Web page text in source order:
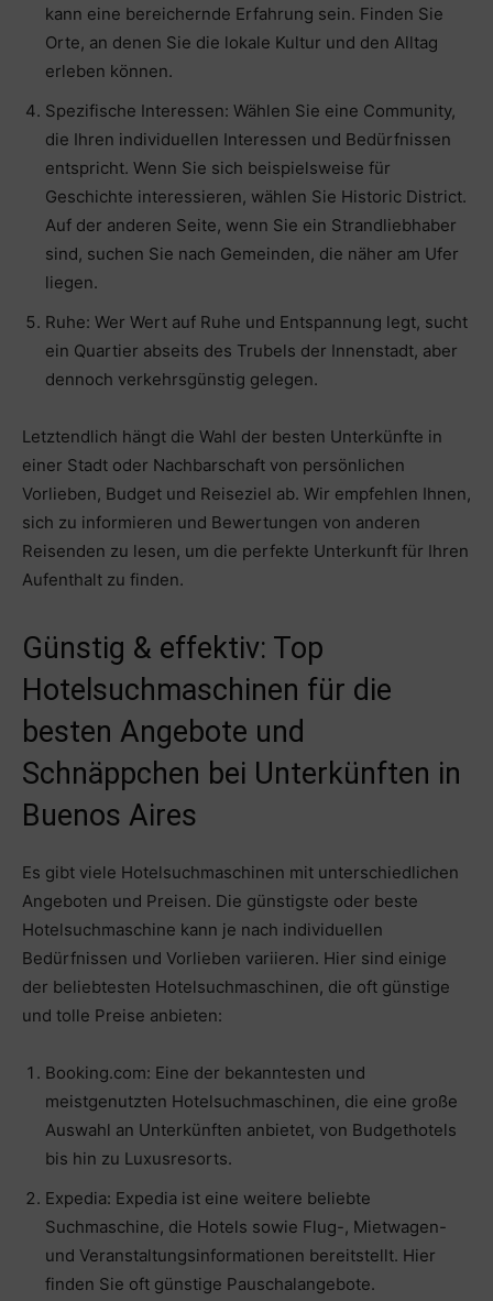
kann eine bereichernde Erfahrung sein. Finden Sie
Orte, an denen Sie die lokale Kultur und den Alltag
erleben können.
Spezifische Interessen: Wählen Sie eine Community,
die Ihren individuellen Interessen und Bedürfnissen
entspricht. Wenn Sie sich beispielsweise für
Geschichte interessieren, wählen Sie Historic District.
Auf der anderen Seite, wenn Sie ein Strandliebhaber
sind, suchen Sie nach Gemeinden, die näher am Ufer
liegen.
Ruhe: Wer Wert auf Ruhe und Entspannung legt, sucht
ein Quartier abseits des Trubels der Innenstadt, aber
dennoch verkehrsgünstig gelegen.
Letztendlich hängt die Wahl der besten Unterkünfte in
einer Stadt oder Nachbarschaft von persönlichen
Vorlieben, Budget und Reiseziel ab. Wir empfehlen Ihnen,
sich zu informieren und Bewertungen von anderen
Reisenden zu lesen, um die perfekte Unterkunft für Ihren
Aufenthalt zu finden.
Günstig & effektiv: Top
Hotelsuchmaschinen für die
besten Angebote und
Schnäppchen bei Unterkünften in
Buenos Aires
Es gibt viele Hotelsuchmaschinen mit unterschiedlichen
Angeboten und Preisen. Die günstigste oder beste
Hotelsuchmaschine kann je nach individuellen
Bedürfnissen und Vorlieben variieren. Hier sind einige
der beliebtesten Hotelsuchmaschinen, die oft günstige
und tolle Preise anbieten:
Booking.com: Eine der bekanntesten und
meistgenutzten Hotelsuchmaschinen, die eine große
Auswahl an Unterkünften anbietet, von Budgethotels
bis hin zu Luxusresorts.
Expedia: Expedia ist eine weitere beliebte
Suchmaschine, die Hotels sowie Flug-, Mietwagen-
und Veranstaltungsinformationen bereitstellt. Hier
finden Sie oft günstige Pauschalangebote.